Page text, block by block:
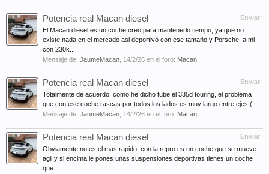
Enviar
Potencia real Macan diesel
El Macan diesel es un coche creo para mantenerlo tiempo, ya que no
existe nada en el mercado asi deportivo con ese tamaño y Porsche, a mi
con 230k...
Mensaje de: JaumeMacan 14/2/26 en el foro: Macan
Enviar
Potencia real Macan diesel
Totalmente de acuerdo, como he dicho tube el 335d touring, el problema
que con ese coche rascas por todos los lados es muy largo entre ejes (...
Mensaje de: JaumeMacan 14/2/26 en el foro: Macan
Enviar
Potencia real Macan diesel
Obviamente no es el mas rapido, con la repro es un coche que se mueve
agil y si encima le pones unas suspensiones deportivas tienes un coche
que...